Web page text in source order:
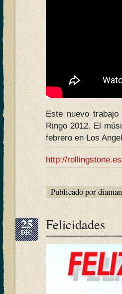
Este nuevo
Ringo 2012. El
febrero en Los
http://
Publicado por
25
DIC Felicidades